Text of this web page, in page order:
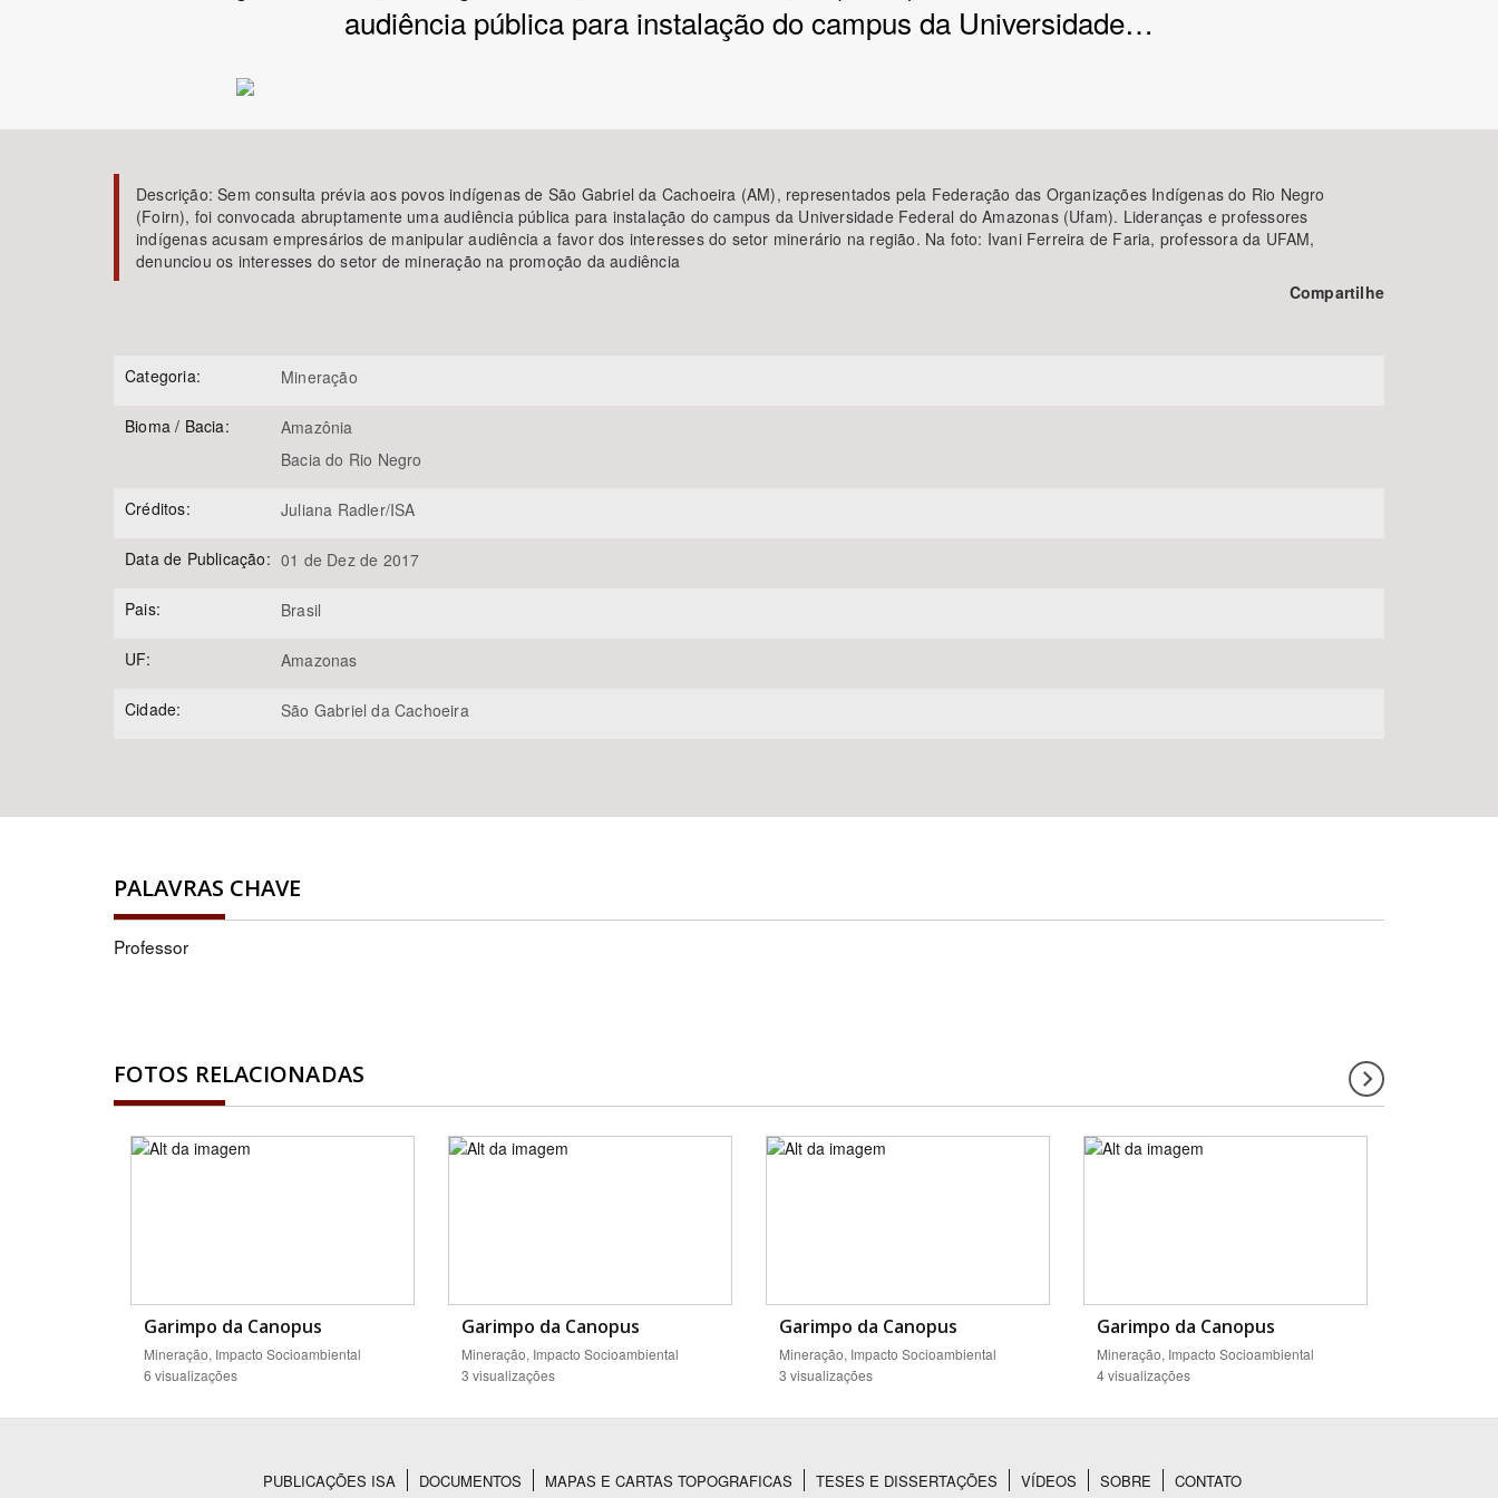
BUSCAR
audiência pública para instalação do campus da Universidade…
Descrição:Sem consulta prévia aos povos indígenas de São Gabriel da Cachoeira (AM), representados pela Federação das Organizações Indígenas do Rio Negro
(Foirn), foi convocada abruptamente uma audiência pública para instalação do campus da Universidade Federal do Amazonas (Ufam). Lideranças e professores
indígenas acusam empresários de manipular audiência a favor dos interesses do setor minerário na região. Na foto: Ivani Ferreira de Faria, professora da UFAM,
denunciou os interesses do setor de mineração na promoção da audiência
Compartilhe
Categoria: Mineração
Bioma / Bacia:
Amazônia
Bacia do Rio Negro
Créditos: Juliana Radler/ISA
Data de Publicação: 01 de Dez de 2017
Pais: Brasil
UF: Amazonas
Cidade: São Gabriel da Cachoeira
PALAVRAS CHAVE
Professor
FOTOS RELACIONADAS
Garimpo da Canopus
Mineração, Impacto Socioambiental
6 visualizações
Garimpo da Canopus
Mineração, Impacto Socioambiental
3 visualizações
Garimpo da Canopus
Mineração, Impacto Socioambiental
3 visualizações
Garimpo da Canopus
Mineração, Impacto Socioambiental
4 visualizações
PUBLICAÇÕES ISA DOCUMENTOS MAPAS E CARTAS TOPOGRAFICAS TESES E DISSERTAÇÕES VÍDEOS SOBRE CONTATO